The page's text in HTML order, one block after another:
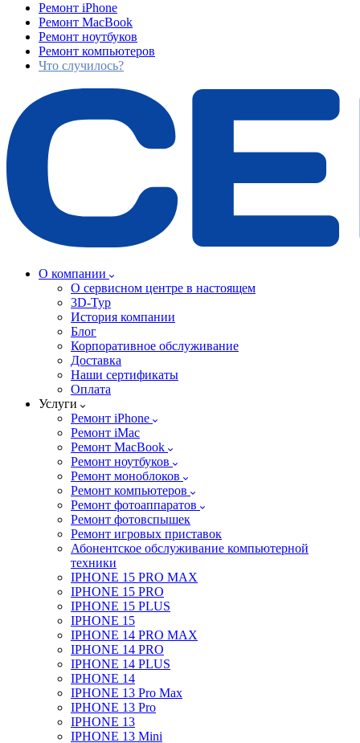
Ремонт iPhone
Ремонт MacBook
Ремонт ноутбуков
Ремонт компьютеров
Что случилось?
О компании
О сервисном центре в настоящем
3D-Тур
История компании
Блог
Корпоративное обслуживание
Доставка
Наши сертификаты
Оплата
Услуги
Ремонт iPhone
Ремонт iMac
Ремонт MacBook
Ремонт ноутбуков
Ремонт моноблоков
Ремонт компьютеров
Ремонт фотоаппаратов
Ремонт фотовспышек
Ремонт игровых приставок
Абонентское обслуживание компьютерной
техники
IPHONE 15 PRO MAX
IPHONE 15 PRO
IPHONE 15 PLUS
IPHONE 15
IPHONE 14 PRO MAX
IPHONE 14 PRO
IPHONE 14 PLUS
IPHONE 14
IPHONE 13 Pro Max
IPHONE 13 Pro
IPHONE 13
IPHONE 13 Mini